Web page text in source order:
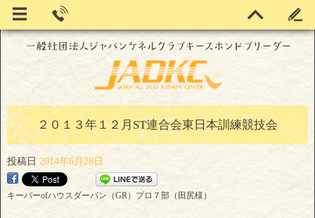
２０１３年１２月ST連合会東日本訓練競技会
投稿日 2014年6月28日
キーパーofハウスダーバン（GR）プロ７部（田尻様）